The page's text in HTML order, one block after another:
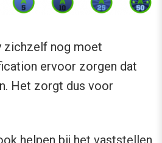
zichzelf nog moet
ervoor zorgen dat
Het zorgt dus voor
helpen bij het vaststellen